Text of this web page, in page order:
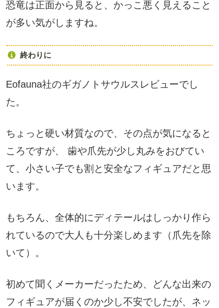
恐竜は正面から見ると、かっこ悪く見えること
が多い気がしますね。
終わりに
Eofauna社のギガノトサウルスレビューでし
た。
ちょっと硬い材質なので、その点が気になると
ころですが、 歯や爪先が少し丸みをおびてい
て、小さい子でも割と安全なフィギュアだと思
います。
もちろん、全体的にディテールはしっかり作ら
れているので大人も十分楽しめます（爪先を除
いて）。
初めて聞くメーカーだったため、どんな出来の
フィギュアが届くのか少し不安でしたが、ネッ